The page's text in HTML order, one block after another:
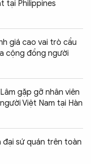
an
tại Philippines
giá cao vai trò cầu
cộng đồng người
gặp gỡ nhân viên
Việt Nam tại Hàn
đại sứ quán trên toàn